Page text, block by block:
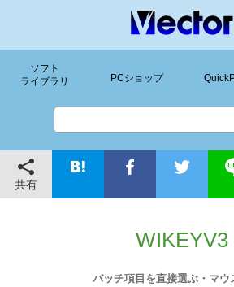
ソフト
ライブラリ
PCショップ
共有
WIKEYV3
バッチ項目を直接選ぶ・マウ